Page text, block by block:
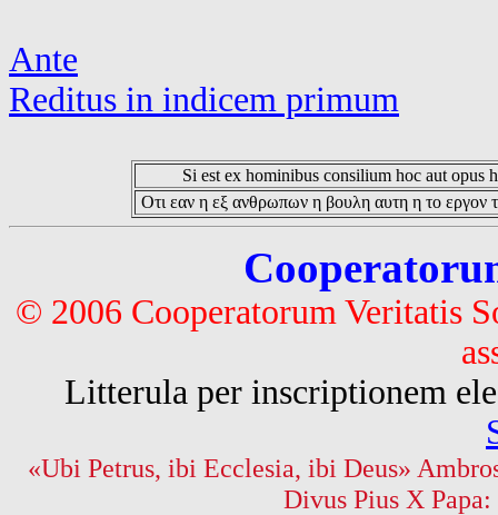
Ante
Reditus in indicem primum
Si est ex hominibus consilium hoc aut opus
Οτι εαν η εξ ανθρωπων η βουλη αυτη η το εργον
© 2006 Cooperatorum Veritatis
Litterula per inscriptionem
«Ubi Petrus, ibi Ecclesia, ibi Deus»
Divus Pius X Papa: